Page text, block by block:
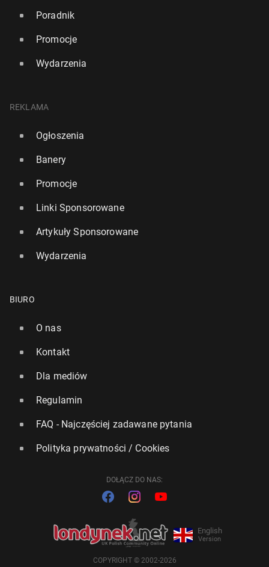
Poradnik
Promocje
Wydarzenia
REKLAMA
Ogłoszenia
Banery
Promocje
Linki Sponsorowane
Artykuły Sponsorowane
Wydarzenia
BIURO
O nas
Kontakt
Dla mediów
Regulamin
FAQ - Najczęściej zadawane pytania
Polityka prywatności / Cookies
DOŁĄCZ DO NAS:
English
Version
COPYRIGHT © 2002-2026